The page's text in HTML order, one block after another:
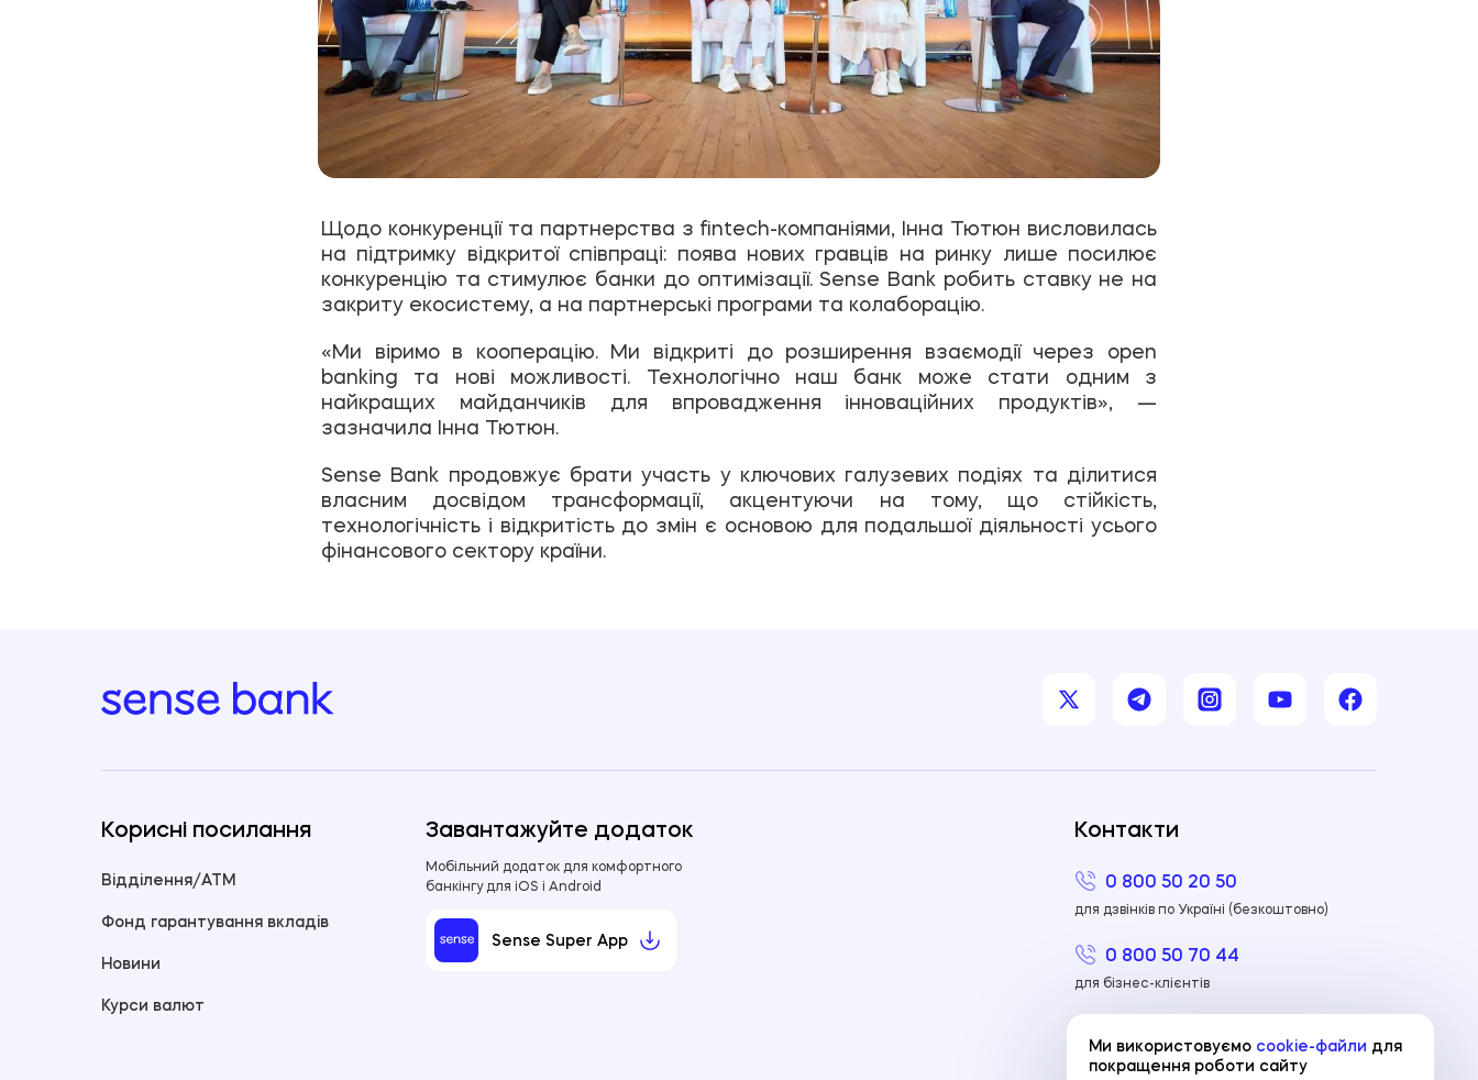
Щодо конкуренції та партнерства з fintech-компаніями, Інна Тютюн висловилась
на підтримку відкритої співпраці: поява нових гравців на ринку лише посилює
конкуренцію та стимулює банки до оптимізації. Sense Bank робить ставку не на
закриту екосистему, а на партнерські програми та колаборацію.
«Ми віримо в кооперацію. Ми відкриті до розширення взаємодії через open
banking та нові можливості. Технологічно наш банк може стати одним з
найкращих майданчиків для впровадження інноваційних продуктів», —
зазначила Інна Тютюн.
Sense Bank продовжує брати участь у ключових галузевих подіях та ділитися
власним досвідом трансформації, акцентуючи на тому, що стійкість,
технологічність і відкритість до змін є основою для подальшої діяльності усього
фінансового сектору країни.
Корисні посилання
Відділення/ATM
Фонд гарантування вкладів
Новини
Курси валют
Завантажуйте додаток
Мобільний додаток для комфортного
банкінгу для iOS і Android
Sense Super App
Контакти
0 800 50 20 50
для дзвінків по Україні (безкоштовно)
0 800 50 70 44
для бізнес-клієнтів
для дзвінків з-за кордону
Ми використовуємо cookie-файли для
покращення роботи сайту